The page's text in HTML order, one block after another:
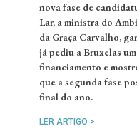
nova fase de
Lar, a ministra do
da Graça Carvalho,
já pediu a Bruxelas
financiamento e
que a segunda fase
final do ano.
LER ARTIGO >